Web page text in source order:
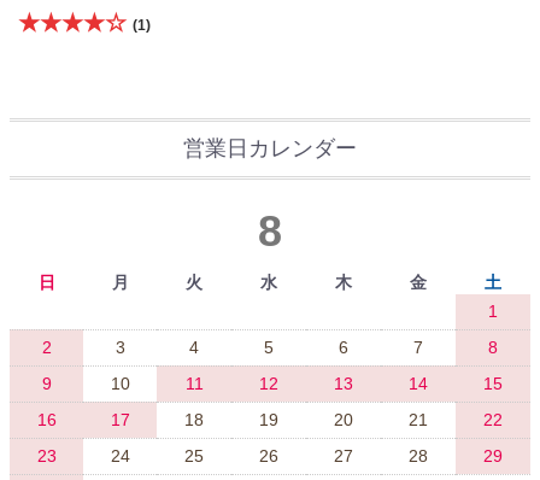
★★★★☆ (1)
営業日カレンダー
8
日 月 火 水 木 金
土
1
2
3 4 5 6 7
8
9
10 11 12 13 14
15
16
17 18 19 20 21
22
23
24 25 26 27 28
29